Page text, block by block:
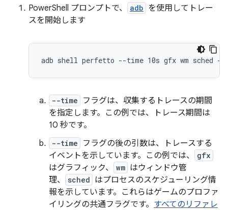
PowerShell プロンプトで、
adb を使用してトレー
スを開始します
--time
フラグは、収集するトレースの期間
を指定します。この例では、トレース期間は
10 秒です。
--time
フラグの後の引数は、トレースする
イベントを示しています。この例では、
gfx
はグラフィック、 wm はウィンドウ管
理、
sched はプロセスのスケジューリング情
報を示しています。これらはゲームのプロファ
イリングの共通フラグです。 すべてのリファレ